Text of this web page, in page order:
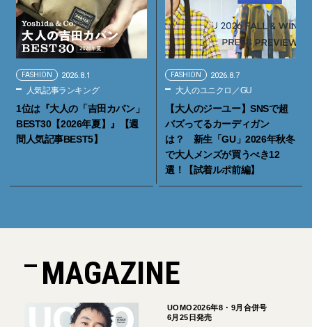
FASHION 2026.8.1
人気記事ランキング
1位は『大人の「吉田カバン」
BEST30【2026年夏】』【週
間人気記事BEST5】
FASHION 2026.8.7
大人のユニクロ／GU
【大人のジーユー】SNSで超
バズってるカーディガン
は？ 新生「GU」2026年秋冬
で大人メンズが買うべき12
選！【試着ルポ前編】
MAGAZINE
UOMO2026年8・9月合併号
6月25日発売